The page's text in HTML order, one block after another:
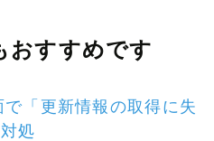
おすすめです
「更新情報の取得に失
処